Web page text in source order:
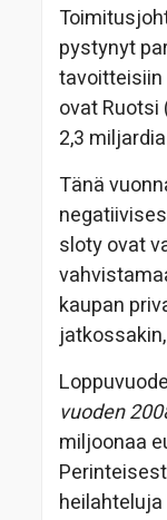
pystynyt
tavoitteisiin
ovat Ruotsi
2,3
Tänä
sloty ovat
kaupan
jatkossakin,
vuoden
miljoonaa